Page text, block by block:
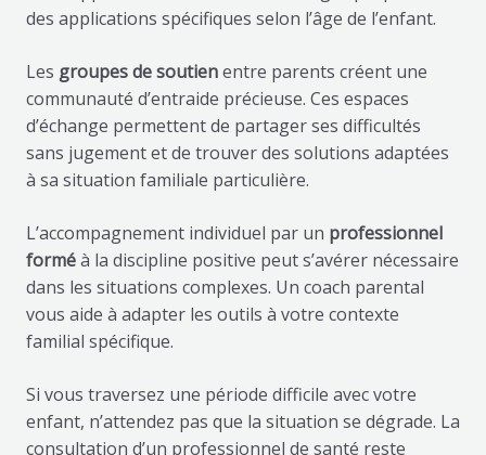
des applications spécifiques selon l’âge de l’enfant.
Les groupes de soutienentre parents créent une
communauté d’entraide précieuse. Ces espaces
d’échange permettent de partager ses difficultés
sans jugement et de trouver des solutions adaptées
à sa situation familiale particulière.
L’accompagnement individuel par un professionnel
forméà la discipline positive peut s’avérer nécessaire
dans les situations complexes. Un coach parental
vous aide à adapter les outils à votre contexte
familial spécifique.
Si vous traversez une période difficile avec votre
enfant, n’attendez pas que la situation se dégrade. La
consultation d’un professionnel de santé reste